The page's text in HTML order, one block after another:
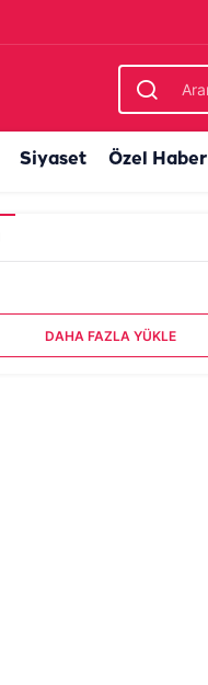
Siyaset Özel Haber
DAHA FAZLA YÜKLE